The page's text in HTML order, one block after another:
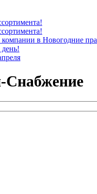
в Новогодние
Снабжение